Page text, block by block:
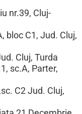
nr.39, Cluj-
bloc C1, Jud. Cluj,
Cluj, Turda
sc.A, Parter,
C2 Jud. Cluj,